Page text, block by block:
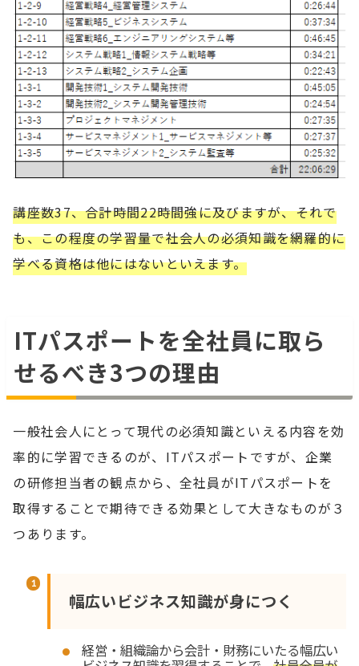
講座数37、合計時間22時間強に及びますが、それで
も、この程度の学習量で社会人の必須知識を網羅的に
学べる資格は他にはないといえます。
ITパスポートを全社員に取ら
せるべき3つの理由
一般社会人にとって現代の必須知識といえる内容を効
率的に学習できるのが、ITパスポートですが、企業
の研修担当者の観点から、全社員がITパスポートを
取得することで期待できる効果として大きなものが３
つあります。
幅広いビジネス知識が身につく
経営・組織論から会計・財務にいたる幅広い